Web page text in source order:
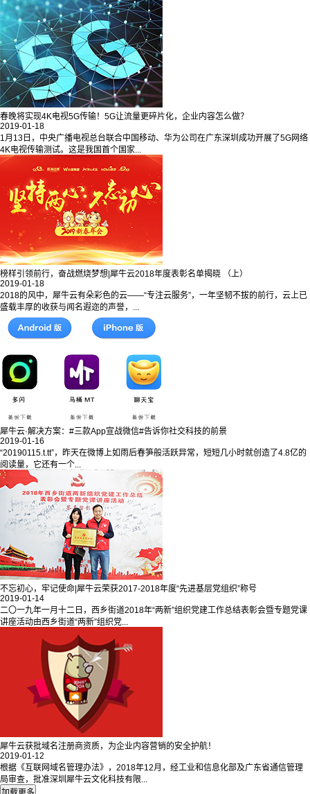
春晚将实现4K电视5G传输！5G让流量更碎片化，企业内容怎么做？
2019-01-18
1月13日，中央广播电视总台联合中国移动、华为公司在广东深圳成功开展了5G网络
4K电视传输测试。这是我国首个国家...
榜样引领前行，奋战燃烧梦想|犀牛云2018年度表彰名单揭晓 （上）
2019-01-18
2018的风中，犀牛云有朵彩色的云——“专注云服务”，一年坚韧不拔的前行，云上已
盛载丰厚的收获与闻名遐迩的声誉，...
犀牛云·解决方案：#三款App宣战微信#告诉你社交科技的前景
2019-01-16
“20190115.t.tt”，昨天在微博上如雨后春笋般活跃异常，短短几小时就创造了4.8亿的
阅读量，它还有一个...
不忘初心，牢记使命|犀牛云荣获2017-2018年度“先进基层党组织”称号
2019-01-14
二〇一九年一月十二日，西乡街道2018年“两新”组织党建工作总结表彰会暨专题党课
讲座活动由西乡街道“两新”组织党...
犀牛云获批域名注册商资质，为企业内容营销的安全护航！
2019-01-12
根据《互联网域名管理办法》，2018年12月，经工业和信息化部及广东省通信管理
局审查，批准深圳犀牛云文化科技有限...